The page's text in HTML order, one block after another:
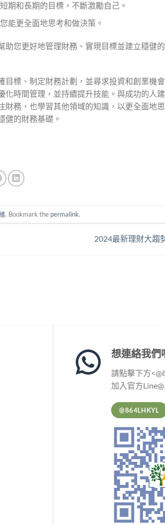
期和長期的目標，不斷激勵自己。
能更全面地思考和做決策。
您更好地管理財務、實現目標並建立穩健
標、制定財務計劃，並尋求投資和創業機
時間管理，並持續提升技能。與成功的人
務，也學習其他領域的知識，以更全面地
健的財務基礎。
. Bookmark the permalink.
2024最新理財大趨
想連絡我們
請點擊下方
加入官方
@864LHKYL